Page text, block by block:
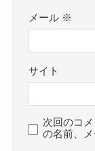
メール ※
サイト
次回のコ
の名前、